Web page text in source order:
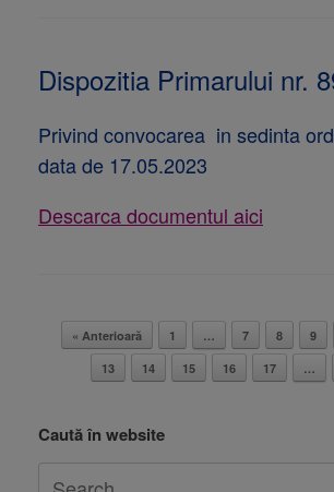
Dispozitia Primarului nr.
Privind convocarea in sedinta
data de 17.05.2023
Descarca documentul aici
Post navigation
« Anterioară 1 … 7 8 9
13
14 15 16 17 …
Caută în website